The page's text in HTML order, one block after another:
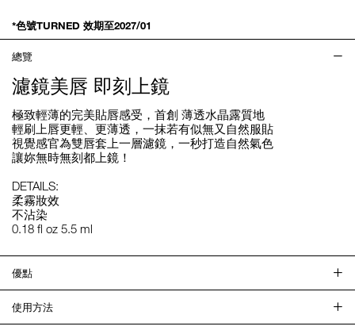
*色號TURNED 效期至2027/01
總覽
濾鏡美唇 即刻上鏡
極致輕薄的完美貼唇感受，首創 薄透水晶露質地
輕刷上唇更輕、更薄透，一抹若有似無又自然服貼
視覺感官為雙唇套上一層濾鏡，一秒打造自然氣色
讓妳無時無刻都上鏡！
DETAILS:
柔霧妝效
不沾染
0.18 fl oz 5.5 ml
優點
使用方法